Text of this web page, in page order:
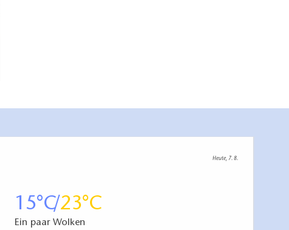
Heute, 7. 8.
15 23
Ein paar Wolken